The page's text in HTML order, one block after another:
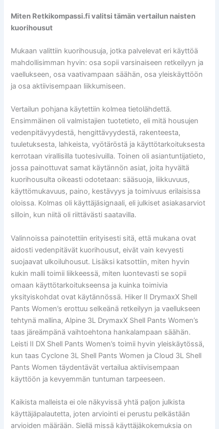
Miten Retkikompassi.fi valitsi tämän vertailun naisten
kuorihousut
Mukaan valittiin kuorihousuja, jotka palvelevat eri käyttöä
mahdollisimman hyvin: osa sopii varsinaiseen retkeilyyn ja
vaellukseen, osa vaativampaan säähän, osa yleiskäyttöön
ja osa aktiivisempaan liikkumiseen.
Vertailun pohjana käytettiin kolmea tietolähdettä.
Ensimmäinen oli valmistajien tuotetieto, eli mitä housujen
vedenpitävyydestä, hengittävyydestä, rakenteesta,
tuuletuksesta, lahkeista, vyötäröstä ja käyttötarkoituksesta
kerrotaan virallisilla tuotesivuilla. Toinen oli asiantuntijatieto,
jossa painottuvat samat käytännön asiat, joita hyvältä
kuorihousulta oikeasti odotetaan: sääsuoja, liikkuvuus,
käyttömukavuus, paino, kestävyys ja toimivuus erilaisissa
oloissa. Kolmas oli käyttäjäsignaali, eli julkiset asiakasarviot
silloin, kun niitä oli riittävästi saatavilla.
Valinnoissa painotettiin erityisesti sitä, että mukana ovat
aidosti vedenpitävät kuorihousut, eivät vain kevyesti
suojaavat ulkoiluhousut. Lisäksi katsottiin, miten hyvin
kukin malli toimii liikkeessä, miten luontevasti se sopii
omaan käyttötarkoitukseensa ja kuinka toimivia
yksityiskohdat ovat käytännössä. Hiker II DrymaxX Shell
Pants Women’s erottuu selkeänä retkeilyyn ja vaellukseen
tehtynä mallina, Alpine 3L DrymaxX Shell Pants Women’s
taas järeämpänä vaihtoehtona hankalampaan säähän.
Leisti II DX Shell Pants Women’s toimii hyvin yleiskäytössä,
kun taas Cyclone 3L Shell Pants Women ja Cloud 3L Shell
Pants Women täydentävät vertailua aktiivisempaan
käyttöön ja kevyemmän tuntuman tarpeeseen.
Kaikista malleista ei ole näkyvissä yhtä paljon julkista
käyttäjäpalautetta, joten arviointi ei perustu pelkästään
arvioiden määrään. Siellä missä käyttäjäkokemuksia on